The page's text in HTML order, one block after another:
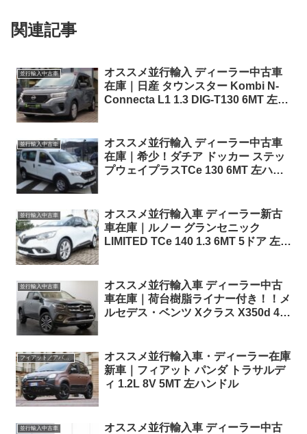
関連記事
並行輸入中古車
オススメ並行輸入 ディーラー中古車
在庫｜日産 タウンスター Kombi N-
Connecta L1 1.3 DIG-T130 6MT 左ハ
並行輸入中古車
オススメ並行輸入 ディーラー中古車
在庫｜希少！ダチア ドッカー ステッ
プウェイプラスTCe 130 6MT 左ハン
並行輸入中古車
オススメ並行輸入車 ディーラー新古
車在庫｜ルノー グランセニック
LIMITED TCe 140 1.3 6MT 5ドア 左ハ
並行輸入中古車
オススメ並行輸入車 ディーラー中古
車在庫｜荷台樹脂ライナー付き！！メ
ルセデス・ベンツ Xクラス X350d 4マ
フィアット／アバルト
オススメ並行輸入車・ディーラー在庫
新車｜フィアット パンダ トラサルデ
ィ 1.2L 8V 5MT 左ハンドル
並行輸入中古車
オススメ並行輸入車 ディーラー中古